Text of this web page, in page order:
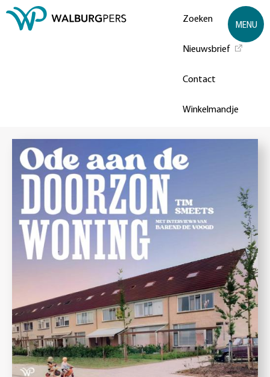
Zoeken
Nieuwsbrief
Contact
Winkelmandje
MENU